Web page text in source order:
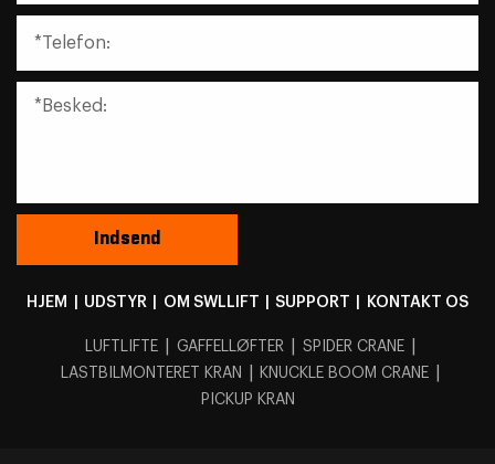
HJEM UDSTYR OM SWLLIFT SUPPORT KONTAKT OS
LUFTLIFTE GAFFELLØFTER SPIDER CRANE
LASTBILMONTERET KRAN KNUCKLE BOOM CRANE
PICKUP KRAN